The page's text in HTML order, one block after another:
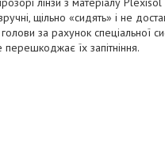
щільно «сидять» і не
за рахунок спеціальної
їх запітніння.